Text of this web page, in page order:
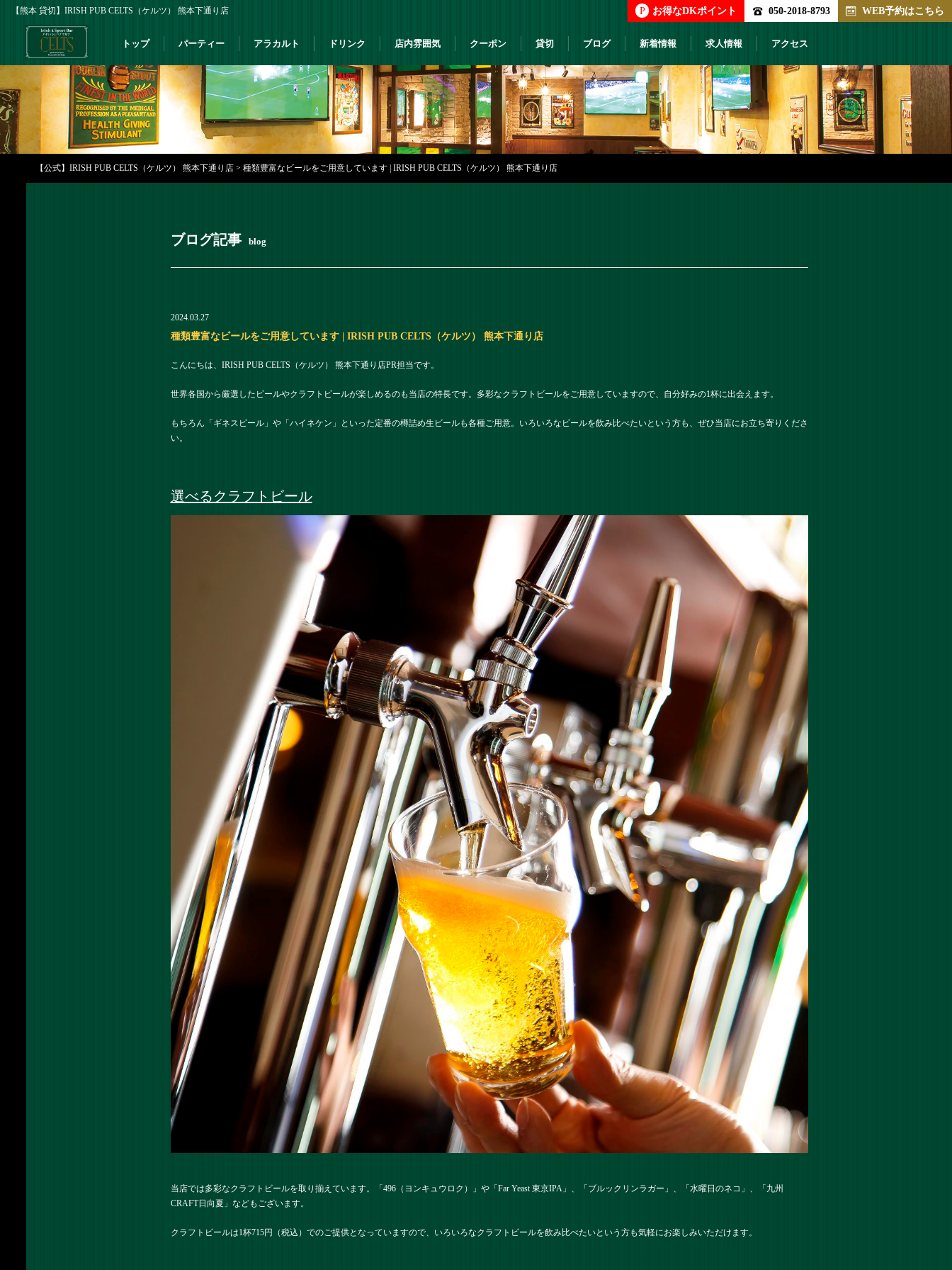
【熊本 貸切】IRISH PUB CELTS（ケルツ） 熊本下通り店 P お得なDKポイント 050-2018-8793 WEB予約はこちら
トップ パーティー アラカルト ドリンク 店内雰囲気 クーポン 貸切 ブログ 新着情報 求人情報 アクセス
【公式】IRISH PUB CELTS（ケルツ） 熊本下通り店 > 種類豊富なビールをご用意しています | IRISH PUB CELTS（ケルツ） 熊本下通り店
ブログ記事 blog
2024.03.27
種類豊富なビールをご用意しています | IRISH PUB CELTS（ケルツ） 熊本下通り店
こんにちは、IRISH PUB CELTS（ケルツ） 熊本下通り店PR担当です。
世界各国から厳選したビールやクラフトビールが楽しめるのも当店の特長です。多彩なクラフトビールをご用意していますので、自分好みの1杯に出会えます。
もちろん「ギネスビール」や「ハイネケン」といった定番の樽詰め生ビールも各種ご用意。いろいろなビールを飲み比べたいという方も、ぜひ当店にお立ち寄りくださ
い。
選べるクラフトビール
当店では多彩なクラフトビールを取り揃えています。「496（ヨンキュウロク）」や「Far Yeast 東京IPA」、「ブルックリンラガー」、「水曜日のネコ」、「九州
CRAFT日向夏」などもございます。
クラフトビールは1杯715円（税込）でのご提供となっていますので、いろいろなクラフトビールを飲み比べたいという方も気軽にお楽しみいただけます。